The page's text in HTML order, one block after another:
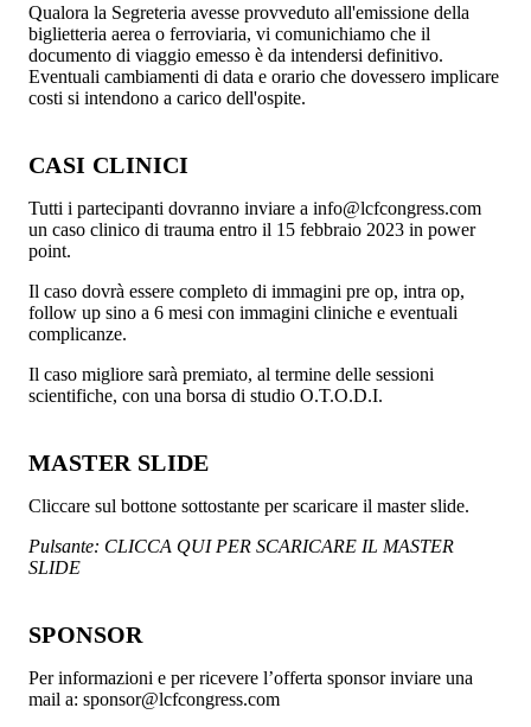
Qualora la Segreteria avesse provveduto all'emissione della
biglietteria aerea o ferroviaria, vi comunichiamo che il
documento di viaggio emesso è da intendersi definitivo.
Eventuali cambiamenti di data e orario che dovessero implicare
costi si intendono a carico dell'ospite.
CASI CLINICI
Tutti i partecipanti dovranno inviare a info@lcfcongress.com
un caso clinico di trauma entro il 15 febbraio 2023 in power
point.
Il caso dovrà essere completo di immagini pre op, intra op,
follow up sino a 6 mesi con immagini cliniche e eventuali
complicanze.
Il caso migliore sarà premiato, al termine delle sessioni
scientifiche, con una borsa di studio O.T.O.D.I.
MASTER SLIDE
Cliccare sul bottone sottostante per scaricare il master slide.
Pulsante: CLICCA QUI PER SCARICARE IL MASTER
SLIDE
SPONSOR
Per informazioni e per ricevere l’offerta sponsor inviare una
mail a: sponsor@lcfcongress.com